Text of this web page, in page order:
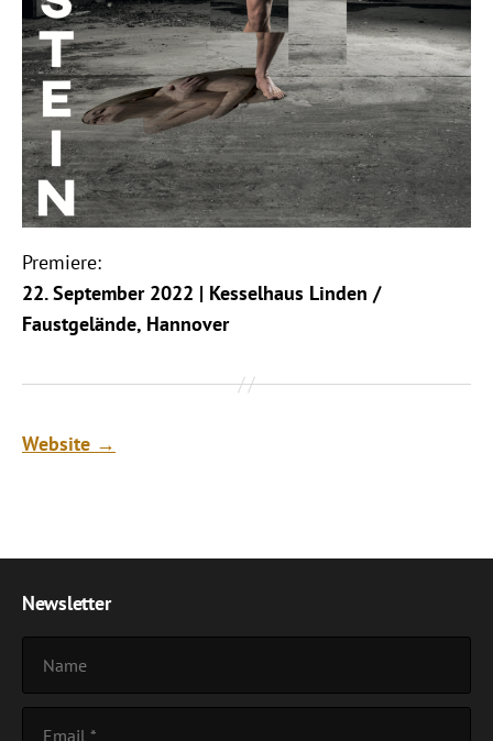
Premiere:
22. September 2022 | Kesselhaus Linden /
Faustgelände, Hannover
Website →
Newsletter